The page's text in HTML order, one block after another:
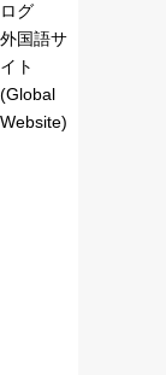
ログ
外国語サ
イト
(Global
Website)